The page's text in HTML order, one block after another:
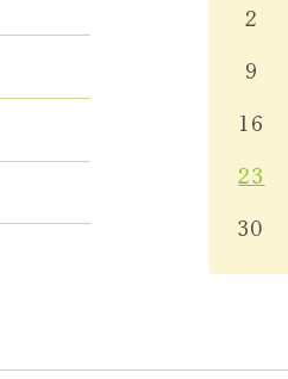
2
9
16
23
30